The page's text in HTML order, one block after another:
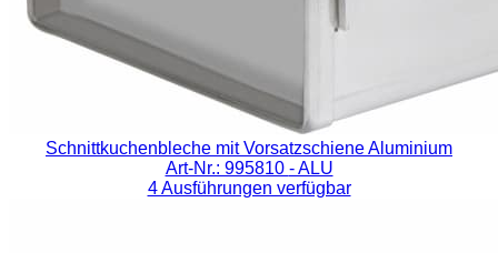
Schnittkuchenbleche mit Vorsatzschiene Aluminium
Art-Nr.: 995810 - ALU
4 Ausführungen verfügbar